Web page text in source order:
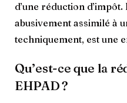
d’une réduction
abusivement assimilé à
techniquement, est une
Qu’est-ce que la
EHPAD ?